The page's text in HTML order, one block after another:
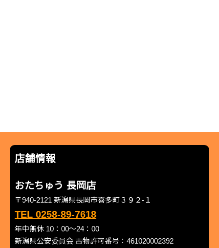
店舗情報
おたちゅう 長岡店
〒940-2121 新潟県長岡市喜多町３９２-１
TEL 0258-89-7618
年中無休 10：00～24：00
新潟県公安委員会 古物許可番号：461020002392